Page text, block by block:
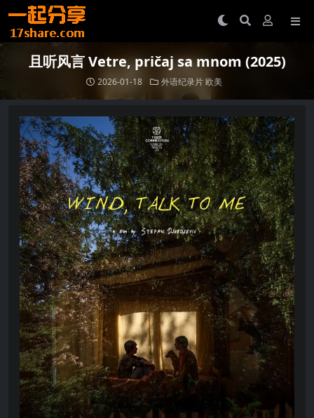
且听风言 Vetre, pričaj sa mnom (2025)
2026-01-18 外语纪录片欧美